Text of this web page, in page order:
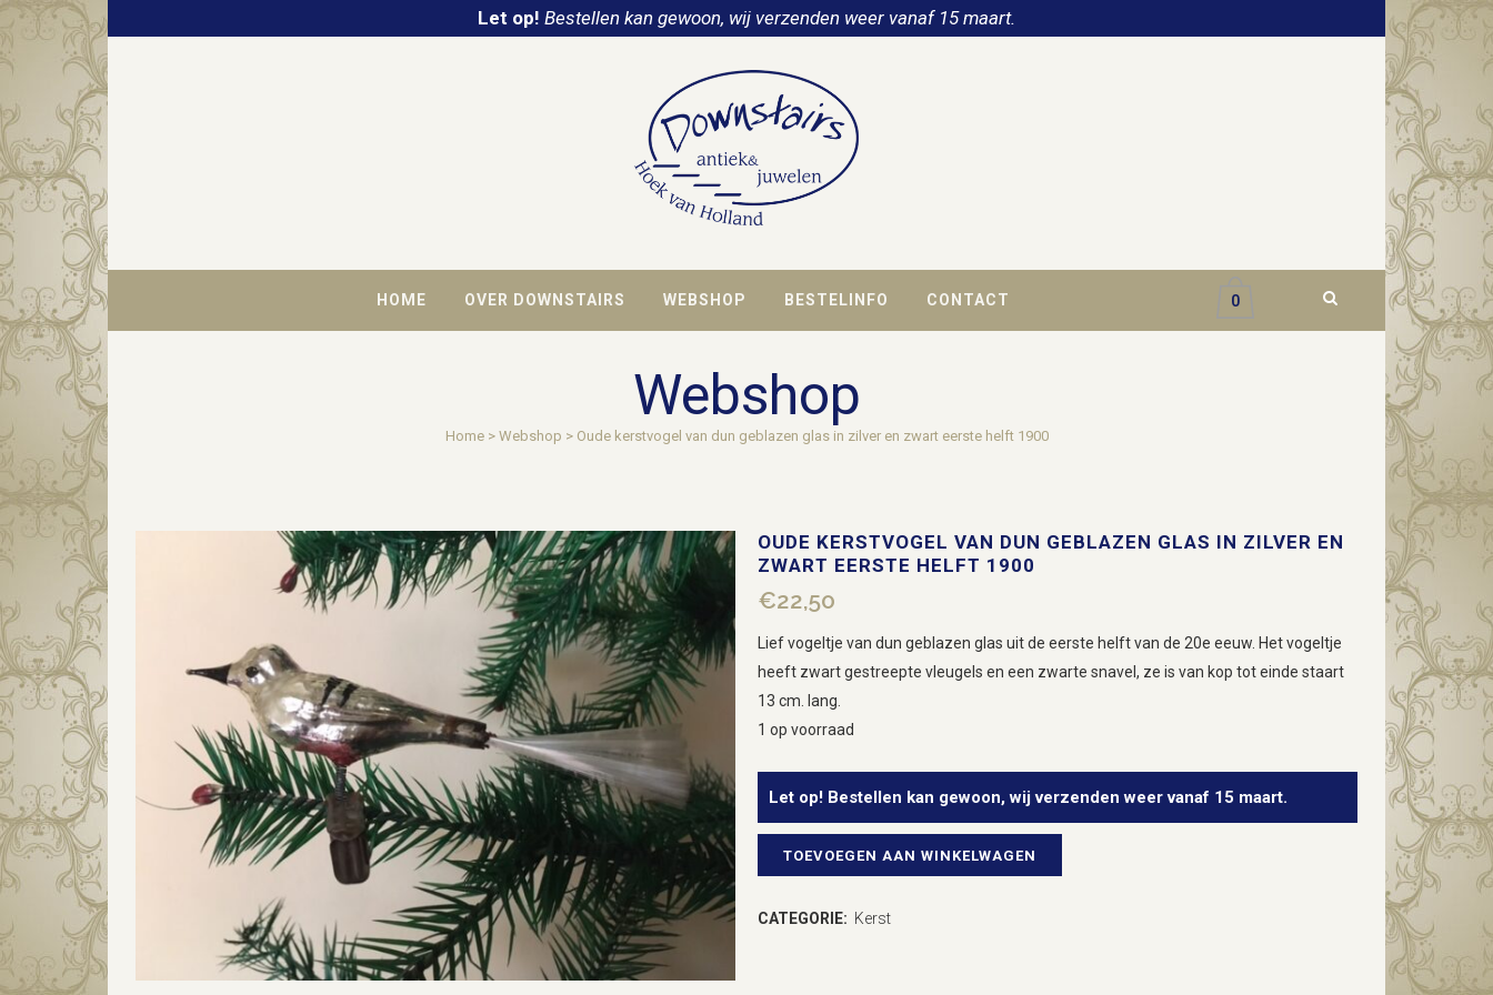
Let op! Bestellen kan gewoon, wij verzenden weer vanaf 15 maart.
HOME OVER DOWNSTAIRS WEBSHOP BESTELINFO CONTACT 0
Webshop
Home> Webshop > Oude kerstvogel van dun geblazen glas in zilver en zwart eerste helft 1900
OUDE KERSTVOGEL VAN DUN GEBLAZEN GLAS IN ZILVER EN
ZWART EERSTE HELFT 1900
€22,50
Lief vogeltje van dun geblazen glas uit de eerste helft van de 20e eeuw. Het vogeltje
heeft zwart gestreepte vleugels en een zwarte snavel, ze is van kop tot einde staart
13 cm. lang.
1 op voorraad
Let op! Bestellen kan gewoon, wij verzenden weer vanaf 15 maart.
OudeTOEVOEGEN AAN WINKELWAGEN
CATEGORIE: Kerst